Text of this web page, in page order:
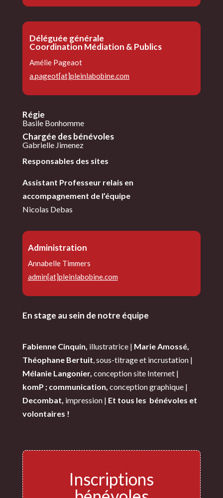
Déléguée générale
Coordination Médiation & Publics
Amélie Pageaot
a.pageot[at]pleinlabobine.com
Régie
Basile Bonhomme
Chargée desbénévoles
Gabrielle Jimenez
Responsables des sites
Assistant Professeur relais en
accompagnement de l’équipe
Nicolas Debas
Administration
Annabelle Timmers
admin[at]pleinlabobine.com
En stage au sein de notre équipe
Fabienne Cinquin, illustratrice | Marie Amossé,
Théophane Bertuit, sous-titrage et incrustation |
Mélanie Langonier, conception site Internet |
komP ; communication, conception graphique |
Decombat, impression | Et tous les bénévoles et
volontaires !
Inscriptions